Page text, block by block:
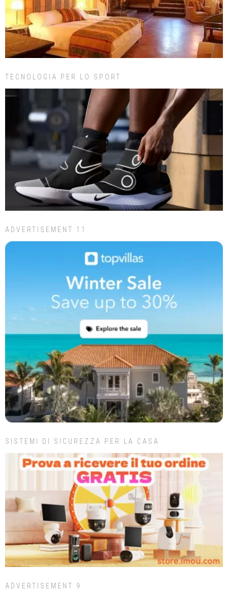
TECNOLOGIA PER LO SPORT
ADVERTISEMENT 11
SISTEMI DI SICUREZZA PER LA CASA
ADVERTISEMENT 9